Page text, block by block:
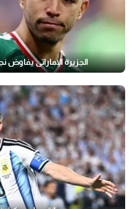
الجزيرة الإماراتي